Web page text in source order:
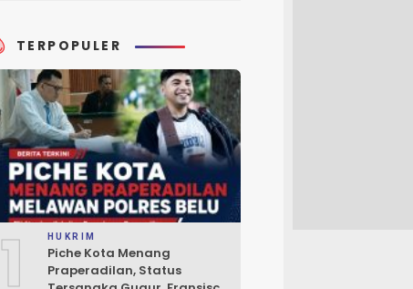
TERPOPULER
1 HUKRIM
Piche Kota Menang
Praperadilan, Status